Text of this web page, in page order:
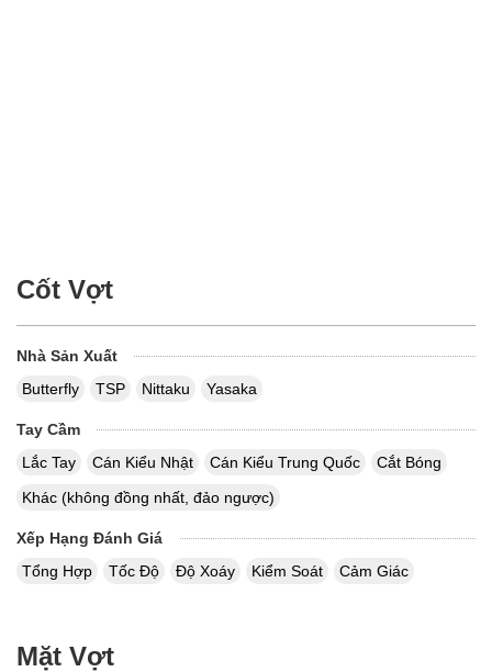
Cốt Vợt
Nhà Sản Xuất
Butterfly
TSP Nittaku Yasaka
Tay Cầm
Lắc Tay
Cán Kiểu Nhật Cán Kiểu Trung Quốc
Cắt Bóng
Khác (không đồng nhất, đảo ngược)
Xếp Hạng Đánh Giá
Tổng Hợp
Tốc Độ Độ Xoáy Kiểm Soát Cảm Giác
Mặt Vợt